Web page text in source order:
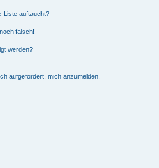
Liste auftaucht?
falsch!
werden?
aufgefordert, mich anzumelden.